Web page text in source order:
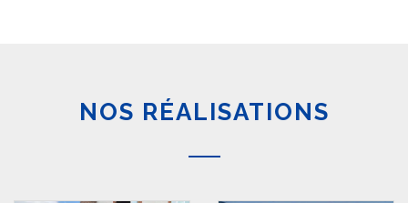
NOS RÉALISATIONS